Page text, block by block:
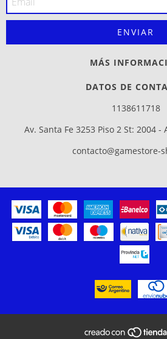
MÁS
DATOS DE
1138611718
Av. Santa Fe 3253 Piso 2 St: 2004 -
contacto@gamestore-